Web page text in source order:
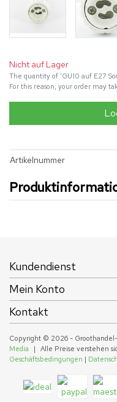
Nicht auf Lager
The quantity of 'GU10 auf E27
For this reason, your order may
Artikelnummer
Kundendienst
Mein Konto
Kontakt
Copyright © 2026 -
Media
|
Alle Preise verstehen
Geschäftsbedingungen |